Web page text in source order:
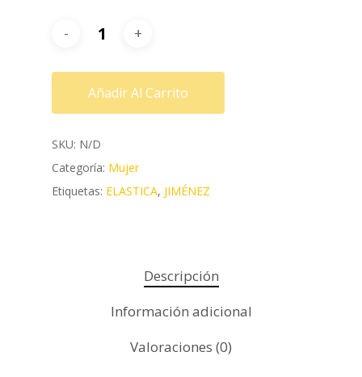
Añadir Al Carrito
SKU: N/D
Categoría: Mujer
Etiquetas: ELASTICA, JIMÉNEZ
Descripción
Información adicional
Valoraciones (0)